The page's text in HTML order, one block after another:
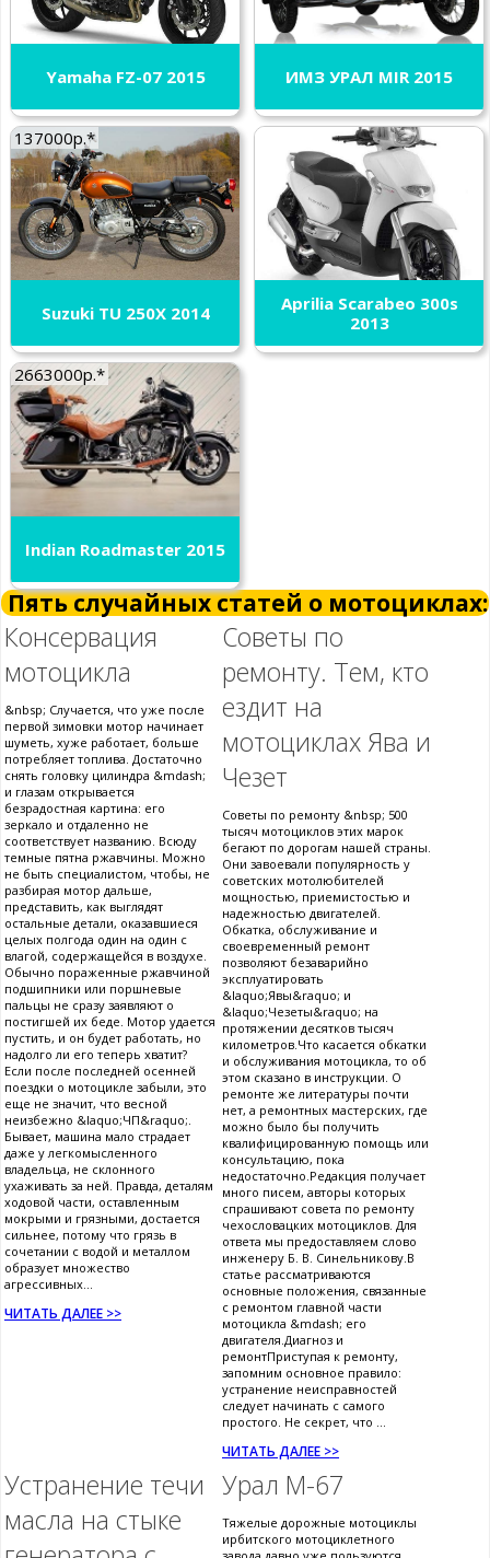
Yamaha FZ-07 2015 ИМЗ УРАЛ MIR 2015
137000р.*
Suzuki TU 250X 2014
Aprilia Scarabeo 300s
2013
2663000р.*
Indian Roadmaster 2015
Пять случайных статей о мотоциклах:
Консервация
мотоцикла
&nbsp; Случается, что уже после
первой зимовки мотор начинает
шуметь, хуже работает, больше
потребляет топлива. Достаточно
снять головку цилиндра &mdash;
и глазам открывается
безрадостная картина: его
зеркало и отдаленно не
соответствует названию. Всюду
темные пятна ржавчины. Можно
не быть специалистом, чтобы, не
разбирая мотор дальше,
представить, как выглядят
остальные детали, оказавшиеся
целых полгода один на один с
влагой, содержащейся в воздухе.
Обычно пораженные ржавчиной
подшипники или поршневые
пальцы не сразу заявляют о
постигшей их беде. Мотор удается
пустить, и он будет работать, но
надолго ли его теперь хватит?
Если после последней осенней
поездки о мотоцикле забыли, это
еще не значит, что весной
неизбежно &laquo;ЧП&raquo;.
Бывает, машина мало страдает
даже у легкомысленного
владельца, не склонного
ухаживать за ней. Правда, деталям
ходовой части, оставленным
мокрыми и грязными, достается
сильнее, потому что грязь в
сочетании с водой и металлом
образует множество
агрессивных...
ЧИТАТЬ ДАЛЕЕ >>
Советы по
ремонту. Тем, кто
ездит на
мотоциклах Ява и
Чезет
Советы по ремонту &nbsp; 500
тысяч мотоциклов этих марок
бегают по дорогам нашей страны.
Они завоевали популярность у
советских мотолюбителей
мощностью, приемистостью и
надежностью двигателей.
Обкатка, обслуживание и
своевременный ремонт
позволяют безаварийно
эксплуатировать
&laquo;Явы&raquo; и
&laquo;Чезеты&raquo; на
протяжении десятков тысяч
километров.Что касается обкатки
и обслуживания мотоцикла, то об
этом сказано в инструкции. О
ремонте же литературы почти
нет, а ремонтных мастерских, где
можно было бы получить
квалифицированную помощь или
консультацию, пока
недостаточно.Редакция получает
много писем, авторы которых
спрашивают совета по ремонту
чехословацких мотоциклов. Для
ответа мы предоставляем слово
инженеру Б. В. Синельникову.В
статье рассматриваются
основные положения, связанные
с ремонтом главной части
мотоцикла &mdash; его
двигателя.Диагноз и
ремонтПриступая к ремонту,
запомним основное правило:
устранение неисправностей
следует начинать с самого
простого. Не секрет, что ...
ЧИТАТЬ ДАЛЕЕ >>
Устранение течи
масла на стыке
Урал М-67
Тяжелые дорожные мотоциклы
ирбитского мотоциклетного